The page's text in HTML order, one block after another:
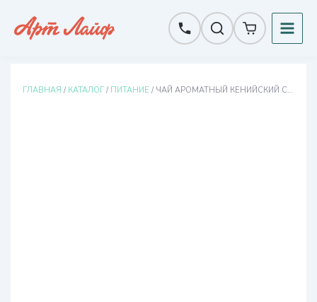
ГЛАВНАЯ / КАТАЛОГ / ПИТАНИЕ / ЧАЙ АРОМАТНЫЙ КЕНИЙСКИЙ С ЧАБРЕЦОМ И ЯГОДАМИ